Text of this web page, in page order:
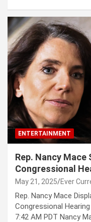
ENTERTAINMENT
Rep. Nancy
Congressional
May 21, 2025 Ever
Rep. Nancy Mace
Congressional
7:42 AM PDT Nancy